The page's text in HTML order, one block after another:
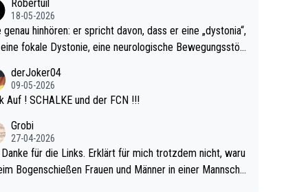
Robertuil
18-05-2026
genau hinhören: er spricht davon, dass er eine „dystonia“,
fokale Dystonie, eine neurologische Bewegungsstör
im Arm hat. Und, dass Medikamente ihm helfen! Ich gl
immer noch, dass sehr viele der Dartits-Fälle fälschlich p
könnten teils wirksam behandelt werden! Dafür müsst
nur zum Neurologen und nicht zum Mentaltrainer gehe
derJoker04
09-05-2026
Auf ! SCHALKE und der FCN !!!
Grobi
27-04-2026
Danke für die Links. Erklärt für mich trotzdem nicht, waru
Bogenschießen Frauen und Männer in einer Mannscha